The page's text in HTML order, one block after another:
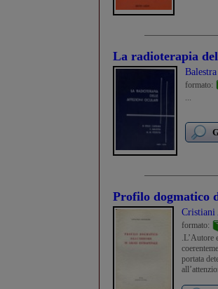
La radioterapia
formato:
...
Profilo dogmatico
Cristiani
formato:
.L’Autore
portata